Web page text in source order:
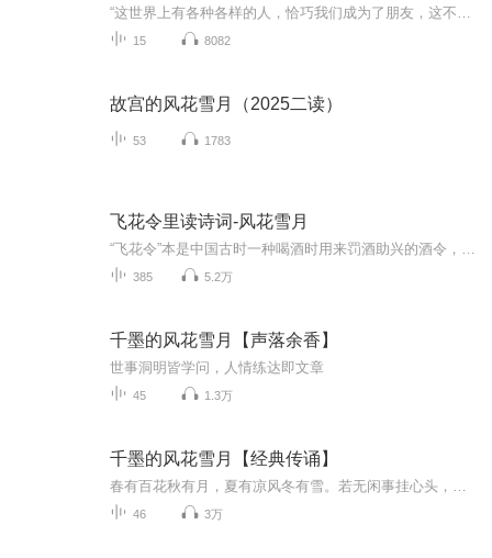
15 8082
故宫的风花雪月（2025二读）
53 1783
飞花令里读诗词-风花雪月
385 5.2万
千墨的风花雪月【声落余香】
世事洞明皆学问，人情练达即文章
45 1.3万
千墨的风花雪月【经典传诵】
46 3万